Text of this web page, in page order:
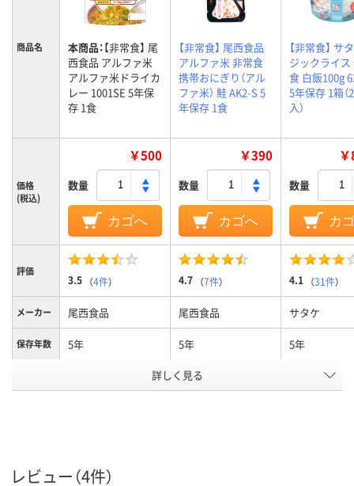
商品名 本商品：【非常食】 尾
西食品 アルファ米
アルファ米ドライカ
レー 1001SE 5年保
存 1食
【非常食】 尾西食品
アルファ米 非常食
携帯おにぎり（アル
ファ米） 鮭 AK2-S 5
年保存 1食
【非常食】 サ
ジックライス
食 白飯100g
5年保存 1箱（
入）
価格
(税込)
￥500
数量
カゴへ
￥390
数量
カゴへ
数量
カ
評価
3.5 （4件） 4.7 （7件） 4.1 （31件）
メーカー 尾西食品 尾西食品 サタケ
保存年数 5年 5年 5年
アレルギー物質28項
目不使用
アレルギー物質28項
目不使用
詳しく見る
レビュー（4件）